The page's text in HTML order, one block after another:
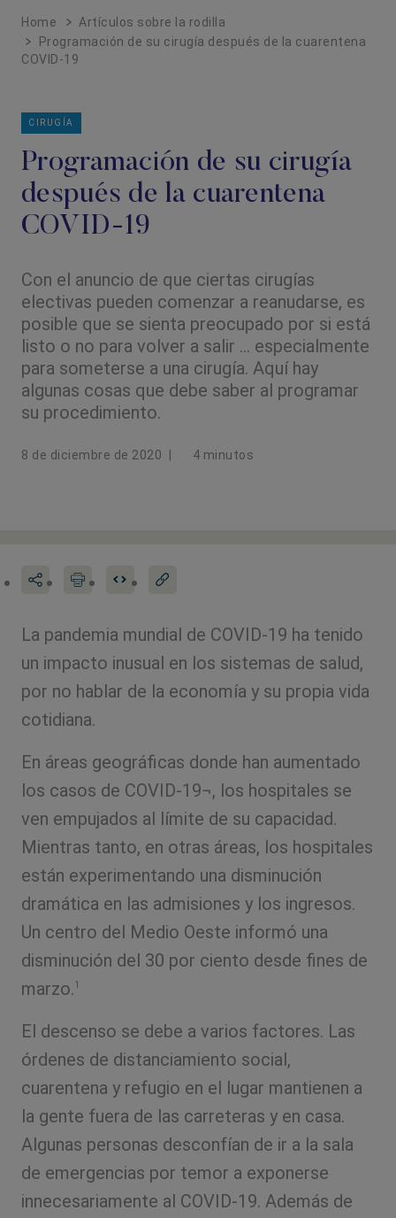
Home
Artículos sobre la rodilla
Programación de su cirugía después de la cuarentena
COVID-19
CIRUGÍA
Programación de su cirugía
después de la cuarentena
COVID-19
Con el anuncio de que ciertas cirugías
electivas pueden comenzar a reanudarse, es
posible que se sienta preocupado por si está
listo o no para volver a salir ... especialmente
para someterse a una cirugía. Aquí hay
algunas cosas que debe saber al programar
su procedimiento.
8 de diciembre de 2020 4 minutos
La pandemia mundial de COVID-19 ha tenido
un impacto inusual en los sistemas de salud,
por no hablar de la economía y su propia vida
cotidiana.
En áreas geográficas donde han aumentado
los casos de COVID-19¬, los hospitales se
ven empujados al límite de su capacidad.
Mientras tanto, en otras áreas, los hospitales
están experimentando una disminución
dramática en las admisiones y los ingresos.
Un centro del Medio Oeste informó una
disminución del 30 por ciento desde fines de
marzo.1
El descenso se debe a varios factores. Las
órdenes de distanciamiento social,
cuarentena y refugio en el lugar mantienen a
la gente fuera de las carreteras y en casa.
Algunas personas desconfían de ir a la sala
de emergencias por temor a exponerse
innecesariamente al COVID-19. Además de